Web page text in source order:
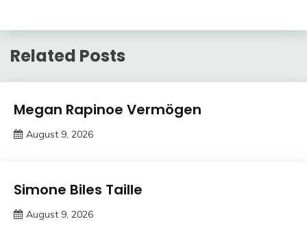
Related Posts
Trends
Megan Rapinoe Vermögen
August 9, 2026
Trends
Simone Biles Taille
August 9, 2026